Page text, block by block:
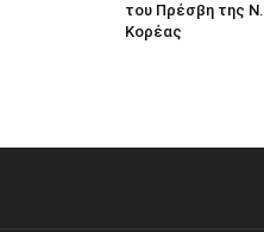
του Πρέσβη της Ν.
Κορέας